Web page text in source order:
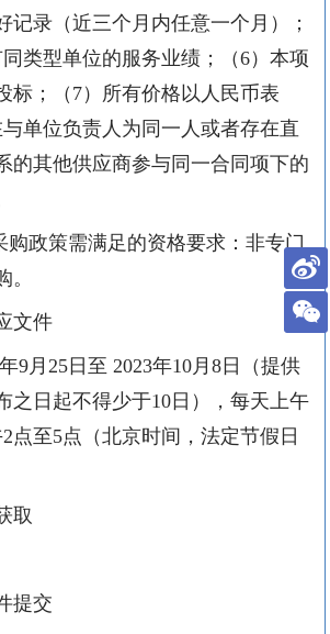
记录（近三个月内任意一个月）；
同类型单位的服务业绩；（6）本项
标 ； （ 7） 所有价格以 人民币表
单位负责人为同一人或者存在直
的其他供应商参与同一合同项下的
购政策需满足的资格要求：非专门
文件
9月25日至 2023年10月8日（提供
之日起不得少于10日），每天上午
点至5点（北京时间，法定节假日
取
提交